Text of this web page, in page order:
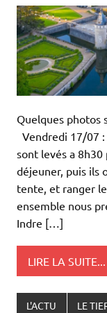
Quelques photos
Vendredi 17/07 :
sont levés a
déjeuner, puis ils
tente, et ranger
ensemble nous
Indre […]
LIRE LA SUITE...
L'ACTU LE